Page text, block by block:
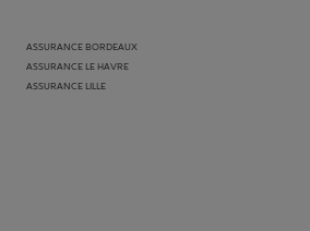
ASSURANCE BORDEAUX
ASSURANCE LE HAVRE
ASSURANCE LILLE